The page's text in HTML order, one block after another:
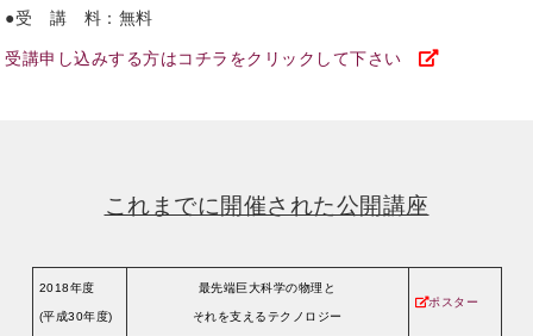
●受 講 料：無料
受講申し込みする方はコチラをクリックして下さい
これまでに開催された公開講座
2018年度
(平成30年度)
最先端巨大科学の物理と
それを支えるテクノロジー
ポスター